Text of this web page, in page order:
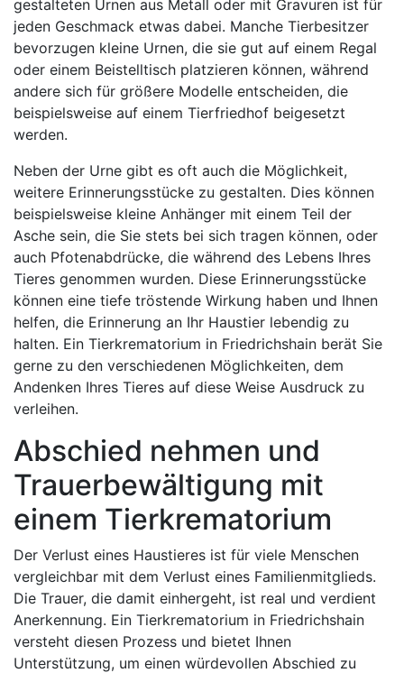
gestalteten Urnen aus Metall oder mit Gravuren ist für
jeden Geschmack etwas dabei. Manche Tierbesitzer
bevorzugen kleine Urnen, die sie gut auf einem Regal
oder einem Beistelltisch platzieren können, während
andere sich für größere Modelle entscheiden, die
beispielsweise auf einem Tierfriedhof beigesetzt
werden.
Neben der Urne gibt es oft auch die Möglichkeit,
weitere Erinnerungsstücke zu gestalten. Dies können
beispielsweise kleine Anhänger mit einem Teil der
Asche sein, die Sie stets bei sich tragen können, oder
auch Pfotenabdrücke, die während des Lebens Ihres
Tieres genommen wurden. Diese Erinnerungsstücke
können eine tiefe tröstende Wirkung haben und Ihnen
helfen, die Erinnerung an Ihr Haustier lebendig zu
halten. Ein Tierkrematorium in Friedrichshain berät Sie
gerne zu den verschiedenen Möglichkeiten, dem
Andenken Ihres Tieres auf diese Weise Ausdruck zu
verleihen.
Abschied nehmen und
Trauerbewältigung mit
einem Tierkrematorium
Der Verlust eines Haustieres ist für viele Menschen
vergleichbar mit dem Verlust eines Familienmitglieds.
Die Trauer, die damit einhergeht, ist real und verdient
Anerkennung. Ein Tierkrematorium in Friedrichshain
versteht diesen Prozess und bietet Ihnen
Unterstützung, um einen würdevollen Abschied zu